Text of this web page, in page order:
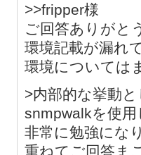
>>fripper様
ご回答ありがと
環境記載が漏れ
環境については
>内部的な挙動
snmpwalkを使
非常に勉強にな
重ねてご回答ま